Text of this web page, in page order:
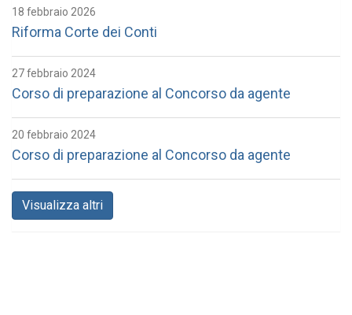
18 febbraio 2026
Riforma Corte dei Conti
27 febbraio 2024
Corso di preparazione al Concorso da agente
20 febbraio 2024
Corso di preparazione al Concorso da agente
Visualizza altri